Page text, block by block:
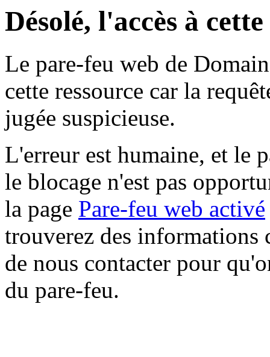
Désolé, l'accès à
Le pare-feu web de
cette ressource car la
jugée suspicieuse.
L'erreur est humaine, et le
le blocage n'est pas
la page Pare-feu web activé
trouverez des informations
de nous contacter pour
du pare-feu.